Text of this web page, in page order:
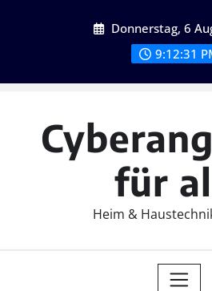
Donnerstag, 6
9:12:32
für
Heim &